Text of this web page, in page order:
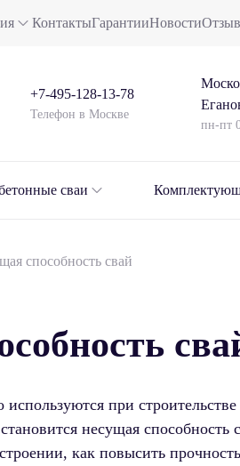
КонтактыГарантииНовости
+7-495-128-13-78
Телефон в Москве
пн-пт
сваи
способность свай
при
несущая
как повысить